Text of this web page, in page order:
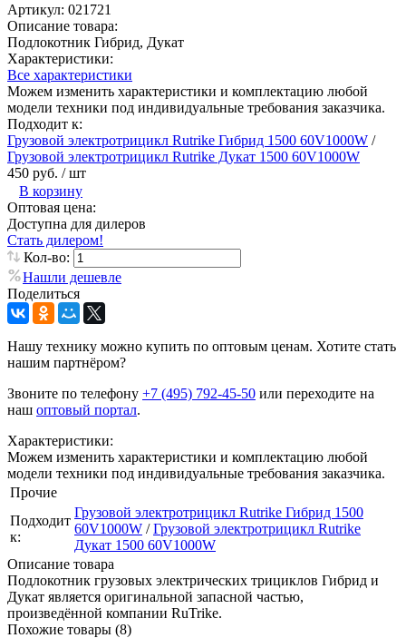
Артикул: 021721
Описание товара:
Подлокотник Гибрид, Дукат
Характеристики:
Все характеристики
Можем изменить характеристики и комплектацию любой
модели техники под индивидуальные требования заказчика.
Подходит к:
Грузовой электротрицикл Rutrike Гибрид 1500 60V1000W /
Грузовой электротрицикл Rutrike Дукат 1500 60V1000W
450 руб. / шт
В корзину
Оптовая цена:
Доступна для дилеров
Стать дилером!
Кол-во:
Нашли дешевле
Поделиться
Нашу технику можно купить по оптовым ценам. Хотите стать
нашим партнёром?
Звоните по телефону +7 (495) 792-45-50 или переходите на
наш оптовый портал.
Характеристики:
Можем изменить характеристики и комплектацию любой
модели техники под индивидуальные требования заказчика.
Прочие
Подходит
к:
Грузовой электротрицикл Rutrike Гибрид 1500
60V1000W /Грузовой электротрицикл Rutrike
Дукат 1500 60V1000W
Описание товара
Подлокотник грузовых электрических трициклов Гибрид и
Дукат является оригинальной запасной частью,
произведённой компании RuTrike.
Похожие товары (8)